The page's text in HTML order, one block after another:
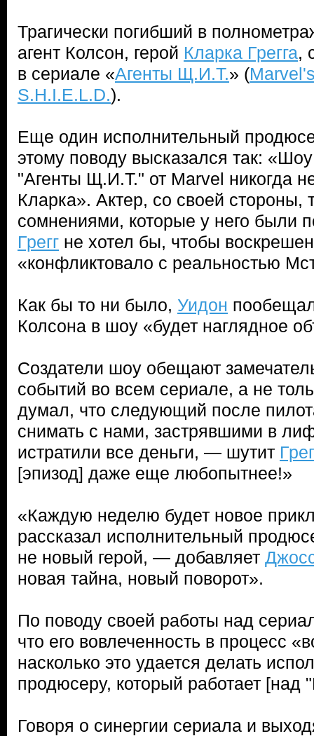
Трагически погибший в
агент Колсон, герой Кларка Грегга,
в сериале «Агенты Щ.И.Т.» (
S.H.I.E.L.D.).
Еще один исполнительный
этому поводу высказался так:
"Агенты Щ.И.Т." от Marvel никогда
Кларка». Актер, со своей стороны,
сомнениями, которые у него были
Грегг не хотел бы, чтобы
«конфликтовало с реальностью
Как бы то ни было, Уидон
Колсона в шоу «будет наглядное
Создатели шоу обещают
событий во всем сериале, а не
думал, что следующий после
снимать с нами, застрявшими в
истратили все деньги, — шутит
[эпизод] даже еще любопытнее!»
«Каждую неделю будет новое
рассказал исполнительный
не новый герой, — добавляет
новая тайна, новый поворот».
По поводу своей работы над
что его вовлеченность в процесс
насколько это удается делать
продюсеру, который работает [над
Говоря о синергии сериала и